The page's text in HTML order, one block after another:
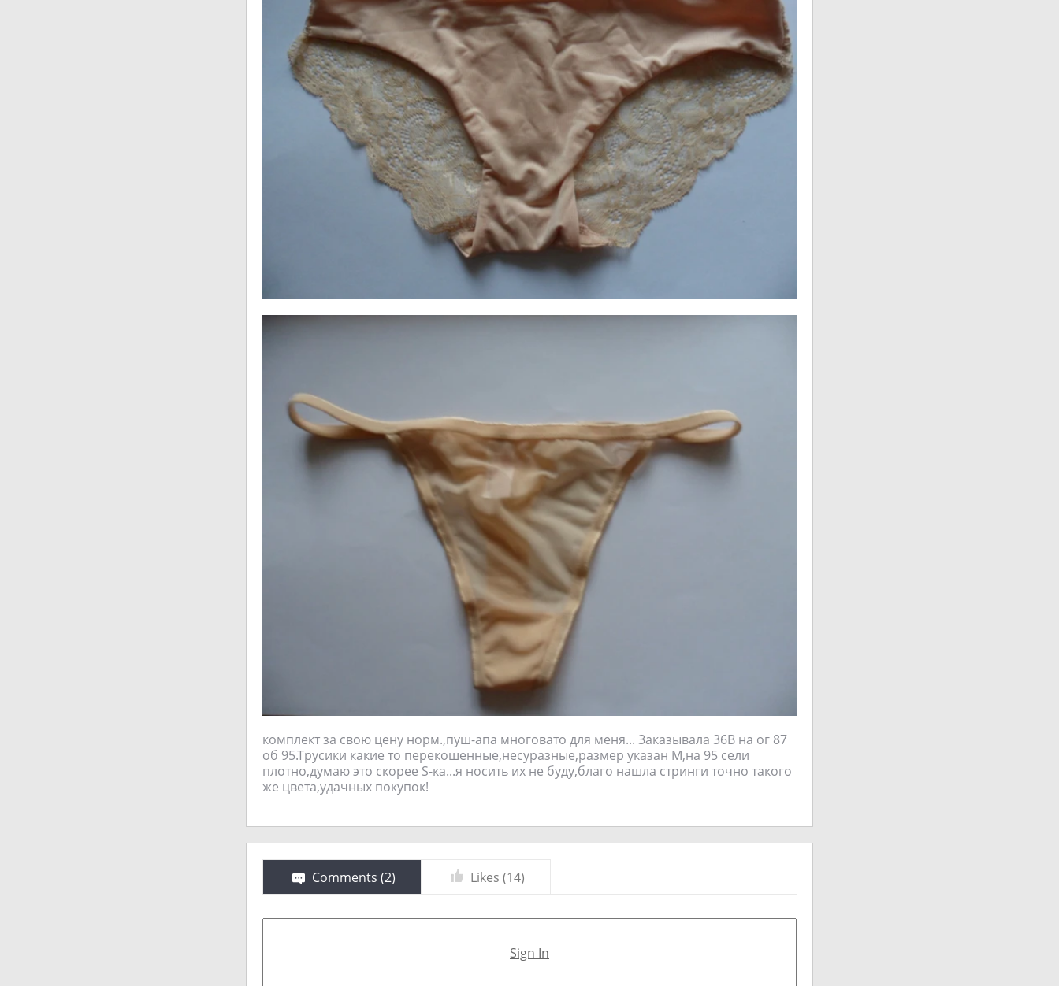
комплект за свою цену норм.,пуш-апа многовато для меня... Заказывала 36В на ог 87
об 95.Трусики какие то перекошенные,несуразные,размер указан М,на 95 сели
плотно,думаю это скорее S-ка...я носить их не буду,благо нашла стринги точно такого
же цвета,удачных покупок!
Comments (2) Likes (14)
Sign In